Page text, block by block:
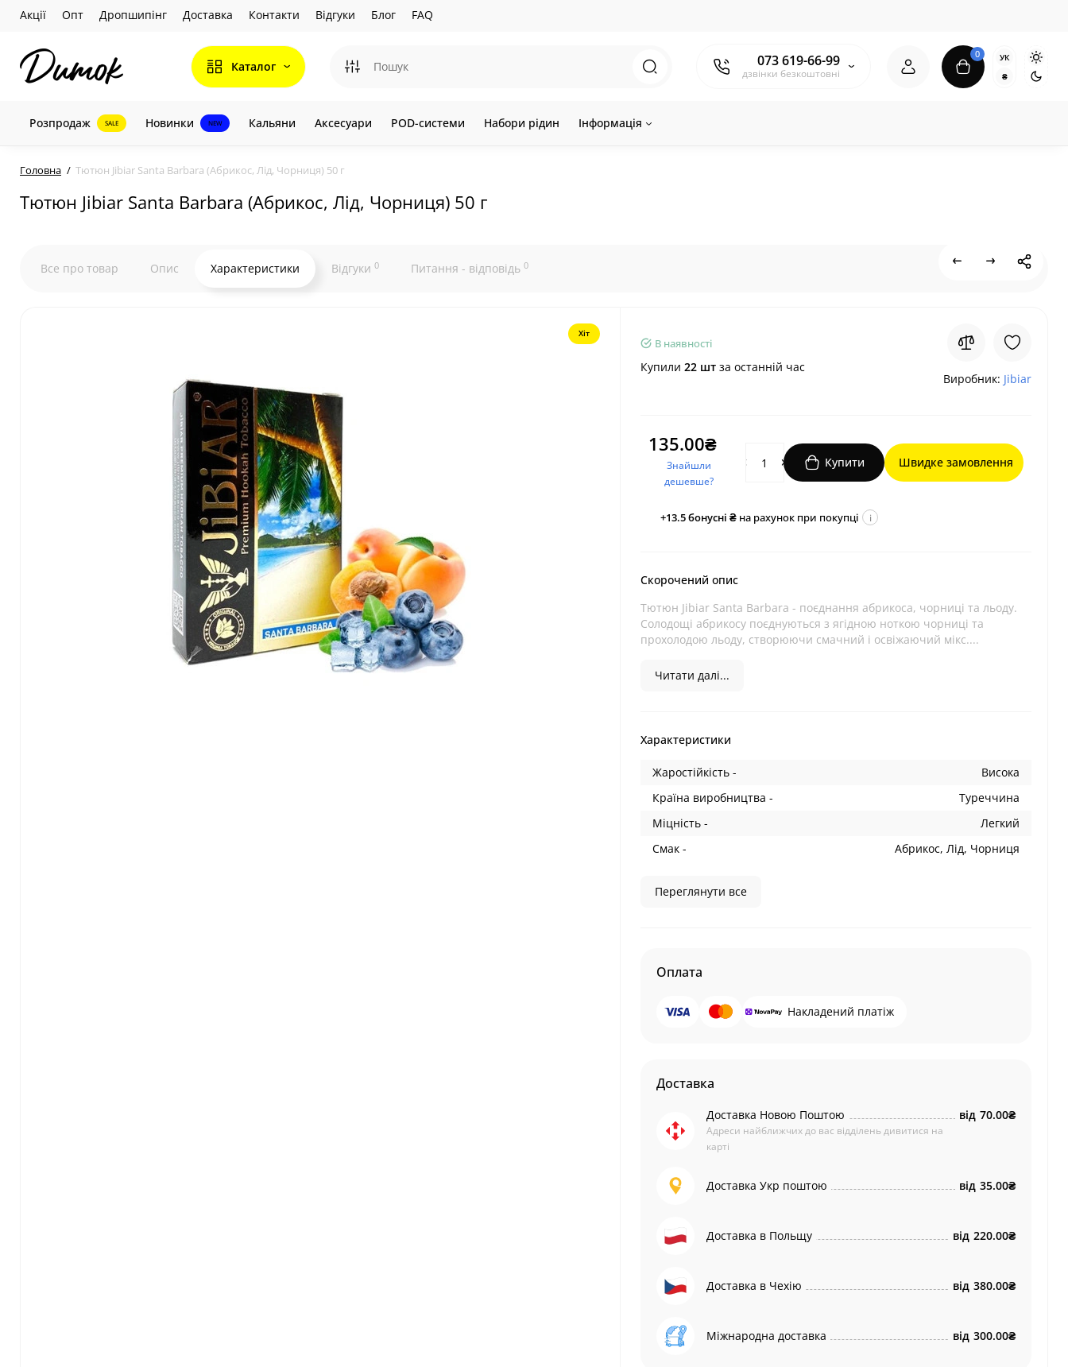
Акції Опт Дропшипінг Доставка Контакти Відгуки Блог FAQ
Каталог 073 619-66-99
дзвінки безкоштовні
0
УК
₴
Розпродаж SALE Новинки NEW Кальяни Аксесуари POD-системи Набори рідин Інформація
Головна Тютюн Jibiar Santa Barbara (Абрикос, Лід, Чорниця) 50 г
Тютюн Jibiar Santa Barbara (Абрикос, Лід, Чорниця) 50 г
Все про товар Опис Характеристики Відгуки 0 Питання - відповідь 0
Хіт
В наявності
Купили 22 штза останній час
Виробник: Jibiar
135.00₴
Знайшли
дешевше?
Купити Швидке замовлення
+13.5бонусні ₴ на рахунок при покупці i
Скорочений опис
Тютюн Jibiar Santa Barbara - поєднання абрикоса, чорниці та льоду.
Солодощі абрикосу поєднуються з ягідною ноткою чорниці та
прохолодою льоду, створюючи смачний і освіжаючий мікс....
Читати далі...
Характеристики
Жаростійкість -
Висока
Країна виробництва -
Туреччина
Міцність -
Легкий
Смак -
Абрикос, Лід, Чорниця
Переглянути все
Оплата
Накладений платіж
Доставка
Доставка Новою Поштою
Адреси найближчих до вас відділень дивитися на
карті
від 70.00₴
Доставка Укр поштою від 35.00₴
Доставка в Польщу від 220.00₴
Доставка в Чехію від 380.00₴
Міжнародна доставка від 300.00₴